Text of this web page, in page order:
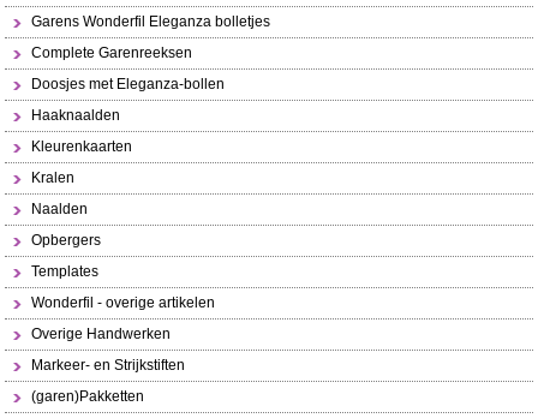
Garens Wonderfil Eleganza bolletjes
Complete Garenreeksen
Doosjes met Eleganza-bollen
Haaknaalden
Kleurenkaarten
Kralen
Naalden
Opbergers
Templates
Wonderfil - overige artikelen
Overige Handwerken
Markeer- en Strijkstiften
(garen)Pakketten